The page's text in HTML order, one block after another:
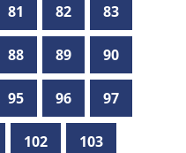
81 82 83
88 89 90
95 96 97
102 103